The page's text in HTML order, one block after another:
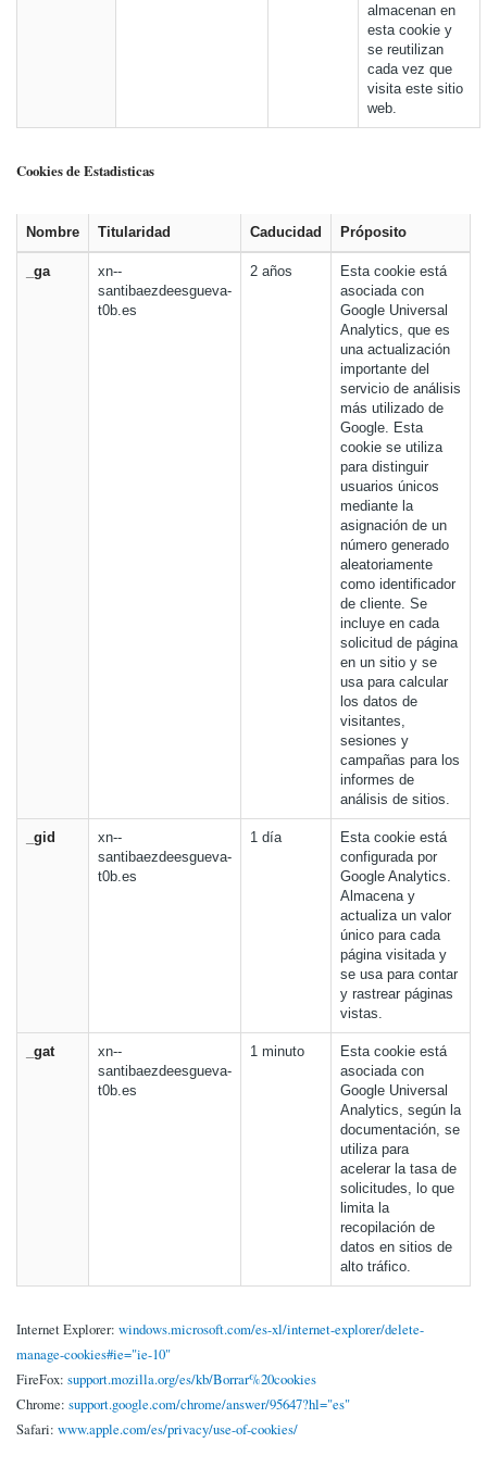
almacenan en
esta cookie y
se reutilizan
cada vez que
visita este sitio
web.
Cookies de Estadisticas
Nombre Titularidad Caducidad Próposito
_ga
xn--
santibaezdeesgueva-
t0b.es
2 años
Esta cookie está
asociada con
Google Universal
Analytics, que es
una actualización
importante del
servicio de análisis
más utilizado de
Google. Esta
cookie se utiliza
para distinguir
usuarios únicos
mediante la
asignación de un
número generado
aleatoriamente
como identificador
de cliente. Se
incluye en cada
solicitud de página
en un sitio y se
usa para calcular
los datos de
visitantes,
sesiones y
campañas para los
informes de
análisis de sitios.
_gid
xn--
santibaezdeesgueva-
t0b.es
1 día
Esta cookie está
configurada por
Google Analytics.
Almacena y
actualiza un valor
único para cada
página visitada y
se usa para contar
y rastrear páginas
vistas.
_gat
xn--
santibaezdeesgueva-
t0b.es
1 minuto
Esta cookie está
asociada con
Google Universal
Analytics, según la
documentación, se
utiliza para
acelerar la tasa de
solicitudes, lo que
limita la
recopilación de
datos en sitios de
alto tráfico.
Internet Explorer: windows.microsoft.com/es-xl/internet-explorer/delete-
manage-cookies#ie="ie-10"
FireFox: support.mozilla.org/es/kb/Borrar%20cookies
Chrome: support.google.com/chrome/answer/95647?hl="es"
Safari: www.apple.com/es/privacy/use-of-cookies/